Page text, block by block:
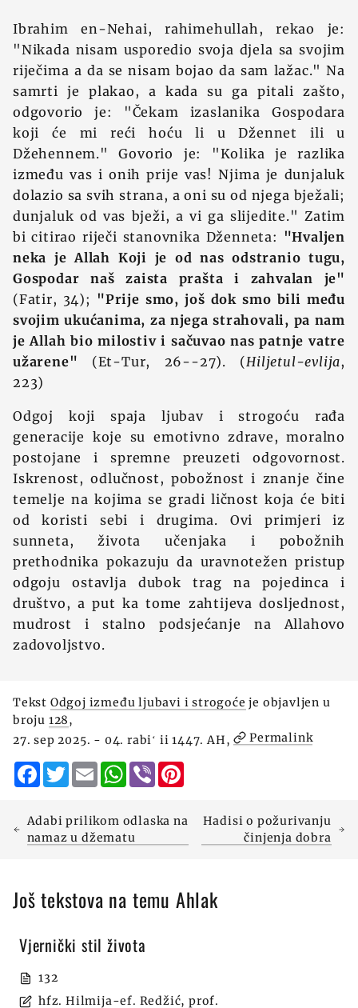
Ibrahim en-Nehai, rahimehullah, rekao je:
"Nikada nisam usporedio svoja djela sa svojim
riječima a da se nisam bojao da sam lažac." Na
samrti je plakao, a kada su ga pitali zašto,
odgovorio je: "Čekam izaslanika Gospodara
koji će mi reći hoću li u Džennet ili u
Džehennem." Govorio je: "Kolika je razlika
između vas i onih prije vas! Njima je dunjaluk
dolazio sa svih strana, a oni su od njega bježali;
dunjaluk od vas bježi, a vi ga slijedite." Zatim
bi citirao riječi stanovnika Dženneta: "Hvaljen
neka je Allah Koji je od nas odstranio tugu,
Gospodar naš zaista prašta i zahvalan je"
(Fatir, 34); "Prije smo, još dok smo bili među
svojim ukućanima, za njega strahovali, pa nam
je Allah bio milostiv i sačuvao nas patnje vatre
užarene" (Et-Tur, 26--27). (Hiljetul-evlija,
223)
Odgoj koji spaja ljubav i strogoću rađa
generacije koje su emotivno zdrave, moralno
postojane i spremne preuzeti odgovornost.
Iskrenost, odlučnost, pobožnost i znanje čine
temelje na kojima se gradi ličnost koja će biti
od koristi sebi i drugima. Ovi primjeri iz
sunneta, života učenjaka i pobožnih
prethodnika pokazuju da uravnotežen pristup
odgoju ostavlja dubok trag na pojedinca i
društvo, a put ka tome zahtijeva dosljednost,
mudrost i stalno podsjećanje na Allahovo
zadovoljstvo.
Tekst Odgoj između ljubavi i strogoće je objavljen u
broju 128,
27. sep 2025. - 04. rabiʻ ii 1447. AH,
Permalink
Facebook
TwitterEmailWhatsApp
Viber
Adabi prilikom odlaska na
namaz u džematu
Hadisi o požurivanju
činjenja dobra
Još tekstova na temu Ahlak
Vjernički stil života
132
hfz. Hilmija-ef. Redžić, prof.